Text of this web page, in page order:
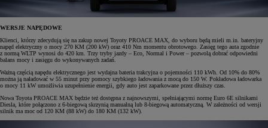
WERSJE NAPĘDOWE
Klienci, którzy zdecydują się na zakup nowej Toyoty PROACE MAX, do wyboru będą mieli m.in. bateryjny
napęd elektryczny o mocy 270 KM (200 kW) oraz 410 Nm momentu obrotowego. Zasięg tego auta zgodnie
z normą WLTP wynosi do 420 km. Trzy tryby jazdy – Eco, Normal i Power – pozwolą dobrać odpowiedni
balans mocy i zasięgu do wykonywanych zadań.
Ważną częścią napędu elektrycznego jest wydajna bateria trakcyjna o pojemności 110 kWh. Od 10% do 80%
można ją naładować w 55 minut przy pomocy szybkiego ładowania z mocą do 150 W. Pokładowa ładowarka
o mocy 11 kW umożliwia uzupełnienie energii, gdy auto jest zaparkowane przez dłuższy czas.
Nowa Toyota PROACE MAX będzie też dostępna z najnowszymi, spełniającymi normę Euro 6E silnikami
Diesla, które połączono z 6-biegową skrzynią manualną lub 8-biegową automatyczną. W zależności od wersji
silnik ma moc od 120 KM (88 kW) do 180 KM (132 kW).